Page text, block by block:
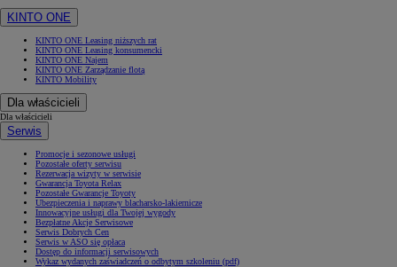
KINTO ONE
KINTO ONE Leasing niższych rat
KINTO ONE Leasing konsumencki
KINTO ONE Najem
KINTO ONE Zarządzanie flotą
KINTO Mobility
Dla właścicieli
Dla właścicieli
Serwis
Promocje i sezonowe usługi
Pozostałe oferty serwisu
Rezerwacja wizyty w serwisie
Gwarancja Toyota Relax
Pozostałe Gwarancje Toyoty
Ubezpieczenia i naprawy blacharsko-lakiernicze
Innowacyjne usługi dla Twojej wygody
Bezpłatne Akcje Serwisowe
Serwis Dobrych Cen
Serwis w ASO się opłaca
Dostęp do informacji serwisowych
Wykaz wydanych zaświadczeń o odbytym szkoleniu (pdf)